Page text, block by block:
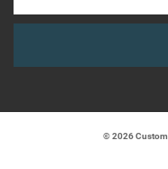
© 2026 Custom